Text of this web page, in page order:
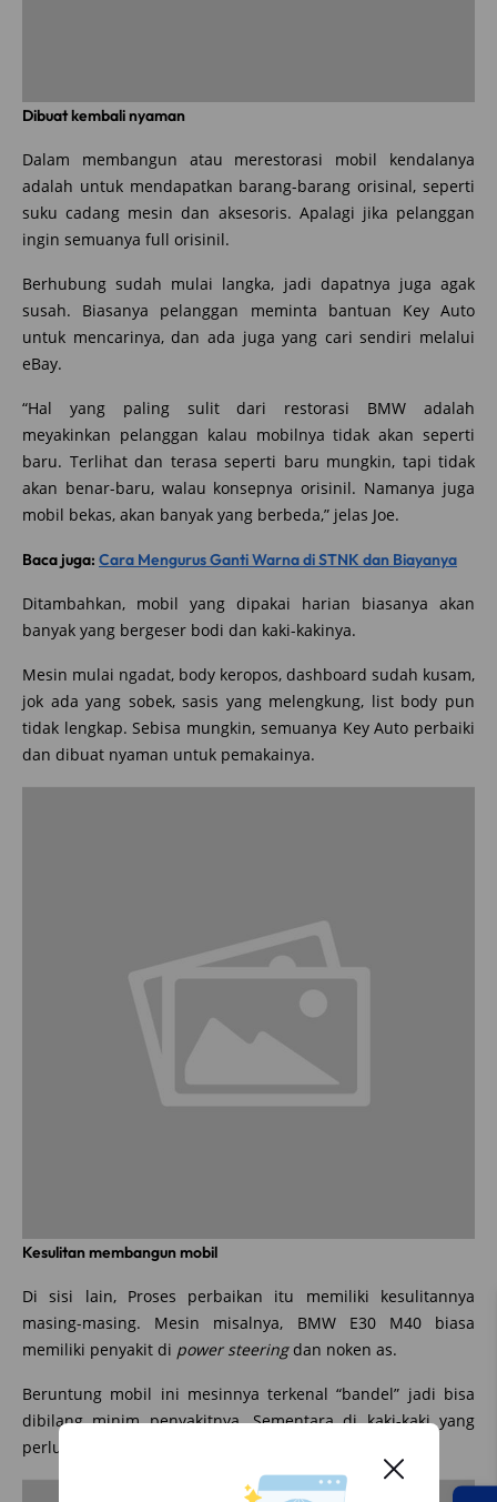
Dibuat kembali nyaman
Dalam membangun atau merestorasi mobil kendalanya
adalah untuk mendapatkan barang-barang orisinal, seperti
suku cadang mesin dan aksesoris. Apalagi jika pelanggan
ingin semuanya full orisinil.
Berhubung sudah mulai langka, jadi dapatnya juga agak
susah. Biasanya pelanggan meminta bantuan Key Auto
untuk mencarinya, dan ada juga yang cari sendiri melalui
eBay.
“Hal yang paling sulit dari restorasi BMW adalah
meyakinkan pelanggan kalau mobilnya tidak akan seperti
baru. Terlihat dan terasa seperti baru mungkin, tapi tidak
akan benar-baru, walau konsepnya orisinil. Namanya juga
mobil bekas, akan banyak yang berbeda,” jelas Joe.
Baca juga: Cara Mengurus Ganti Warna di STNK dan Biayanya
Ditambahkan, mobil yang dipakai harian biasanya akan
banyak yang bergeser bodi dan kaki-kakinya.
Mesin mulai ngadat, body keropos, dashboard sudah kusam,
jok ada yang sobek, sasis yang melengkung, list body pun
tidak lengkap. Sebisa mungkin, semuanya Key Auto perbaiki
dan dibuat nyaman untuk pemakainya.
Kesulitan membangun mobil
Di sisi lain, Proses perbaikan itu memiliki kesulitannya
masing-masing. Mesin misalnya, BMW E30 M40 biasa
memiliki penyakit di power steeringdan noken as.
Beruntung mobil ini mesinnya terkenal “bandel” jadi bisa
dibilang minim penyakitnya. Sementara di kaki-kaki yang
perlu dicek adalah as roda dan kopel.